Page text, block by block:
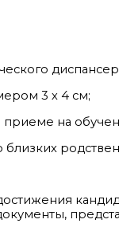
3 х 4 см;
на
близких